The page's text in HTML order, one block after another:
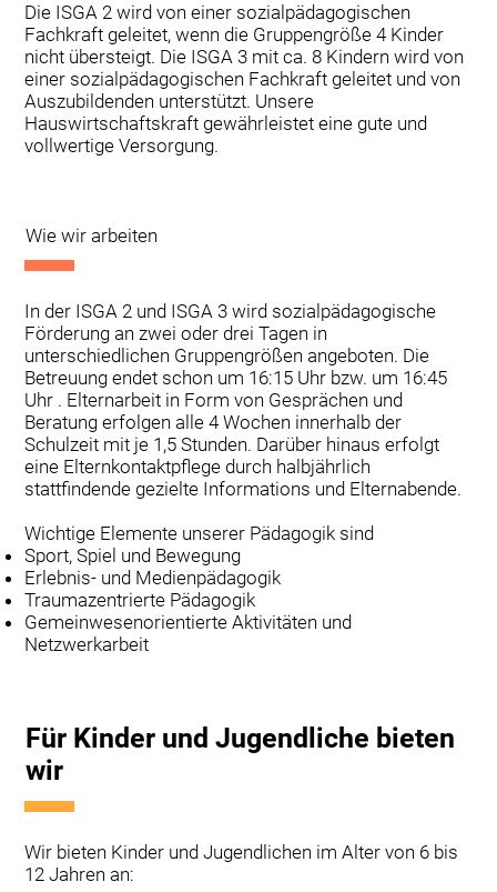
Die ISGA 2 wird von einer sozialpädagogischen
Fachkraft geleitet, wenn die Gruppengröße 4 Kinder
nicht übersteigt. Die ISGA 3 mit ca. 8 Kindern wird von
einer sozialpädagogischen Fachkraft geleitet und von
Auszubildenden unterstützt. Unsere
Hauswirtschaftskraft gewährleistet eine gute und
vollwertige Versorgung.
Wie wir arbeiten
In der ISGA 2 und ISGA 3 wird sozialpädagogische
Förderung an zwei oder drei Tagen in
unterschiedlichen Gruppengrößen angeboten. Die
Betreuung endet schon um 16:15 Uhr bzw. um 16:45
Uhr . Elternarbeit in Form von Gesprächen und
Beratung erfolgen alle 4 Wochen innerhalb der
Schulzeit mit je 1,5 Stunden. Darüber hinaus erfolgt
eine Elternkontaktpflege durch halbjährlich
stattfindende gezielte Informations und Elternabende.
Wichtige Elemente unserer Pädagogik sind
Sport, Spiel und Bewegung
Erlebnis- und Medienpädagogik
Traumazentrierte Pädagogik
Gemeinwesenorientierte Aktivitäten und
Netzwerkarbeit
Für Kinder und Jugendliche bieten
wir
Wir bieten Kinder und Jugendlichen im Alter von 6 bis
12 Jahren an: